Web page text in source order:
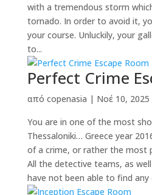
with a tremendous storm
tornado. In order to avoid it,
your course. Unluckily, your
to...
Perfect Crime
από copenasia | Νοέ 10, 2025
You are in one of the most
Thessaloniki… Greece year
of a crime, or rather the most
All the detective teams, as
have not been able to find any